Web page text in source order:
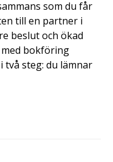
som du får
till en partner i
beslut och ökad
bokföring
steg: du lämnar